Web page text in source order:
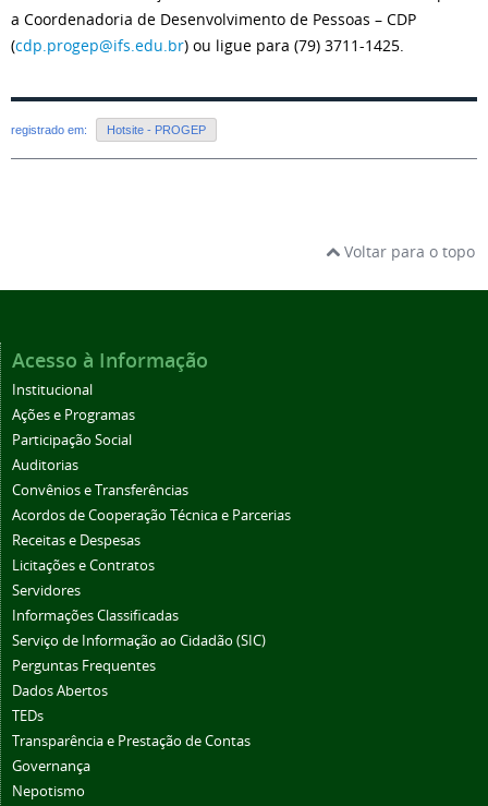
a Coordenadoria de Desenvolvimento de Pessoas – CDP
(cdp.progep@ifs.edu.br) ou ligue para (79) 3711-1425.
registrado em: Hotsite - PROGEP
Voltar para o topo
Acesso à Informação
Institucional
Ações e Programas
Participação Social
Auditorias
Convênios e Transferências
Acordos de Cooperação Técnica e Parcerias
Receitas e Despesas
Licitações e Contratos
Servidores
Informações Classificadas
Serviço de Informação ao Cidadão (SIC)
Perguntas Frequentes
Dados Abertos
TEDs
Transparência e Prestação de Contas
Governança
Nepotismo